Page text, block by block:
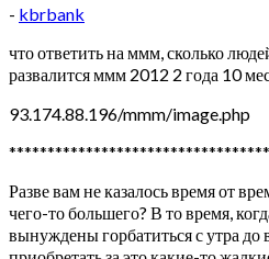
- kbrbank
что ответить на ммм, сколько
развалится ммм 2012 2 года 10
93.174.88.196/mmm/image.php
Разве вам не казалось время от
чего-то большего? В то время,
вынуждены горбатиться с утра до